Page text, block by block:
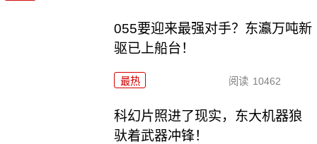
055要迎来最强对手？东瀛万吨新
驱已上船台！
最热 阅读 10462
科幻片照进了现实，东大机器狼
驮着武器冲锋！